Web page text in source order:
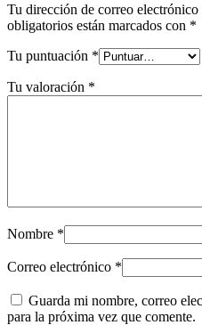
Tu dirección de correo electrónico
obligatorios están marcados con *
Tu puntuación *
Tu valoración *
Nombre *
Correo electrónico *
Guarda mi nombre, correo
para la próxima vez que comente.